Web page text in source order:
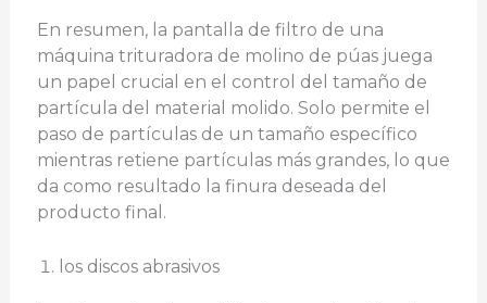
En resumen, la pantalla de filtro de una
máquina trituradora de molino de púas juega
un papel crucial en el control del tamaño de
partícula del material molido. Solo permite el
paso de partículas de un tamaño específico
mientras retiene partículas más grandes, lo que
da como resultado la finura deseada del
producto final.
los discos abrasivos